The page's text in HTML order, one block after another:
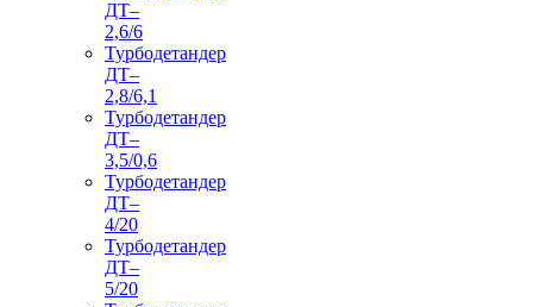
ДТ–
2,6/6
Турбодетандер
ДТ–
2,8/6,1
Турбодетандер
ДТ–
3,5/0,6
Турбодетандер
ДТ–
4/20
Турбодетандер
ДТ–
5/20